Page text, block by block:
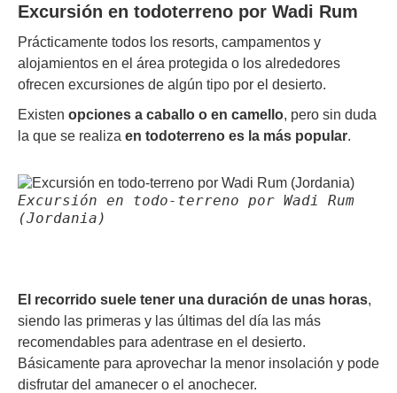
Excursión en todoterreno por Wadi Rum
Prácticamente todos los resorts, campamentos y
alojamientos en el área protegida o los alrededores
ofrecen excursiones de algún tipo por el desierto.
Existen opciones a caballo o en camello, pero sin duda
la que se realiza en todoterreno es la más popular.
Excursión en todo-terreno por Wadi Rum
(Jordania)
El recorrido suele tener una duración de unas horas,
siendo las primeras y las últimas del día las más
recomendables para adentrase en el desierto.
Básicamente para aprovechar la menor insolación y pode
disfrutar del amanecer o el anochecer.